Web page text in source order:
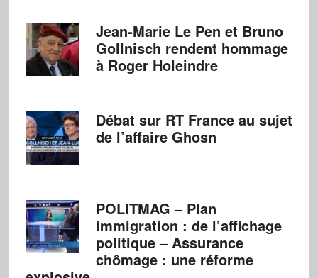
Jean-Marie Le Pen et Bruno
Gollnisch rendent hommage
à Roger Holeindre
Débat sur RT France au sujet
de l’affaire Ghosn
POLITMAG – Plan
immigration : de l’affichage
politique – Assurance
chômage : une réforme